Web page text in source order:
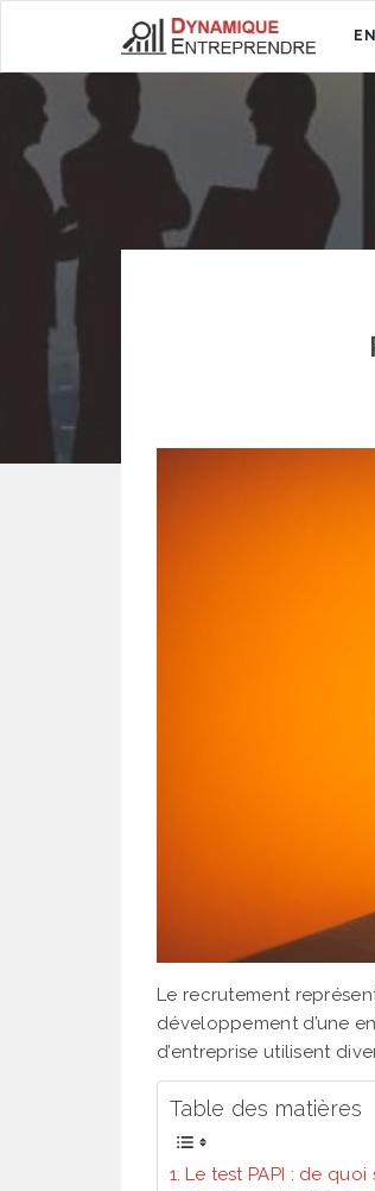
Le recrutement
développement d’une
d’entreprise utilisent
Table des matières
Le test PAPI : de quoi